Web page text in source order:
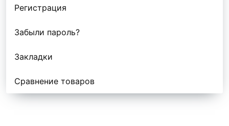
Регистрация
Забыли пароль?
Закладки
Сравнение товаров